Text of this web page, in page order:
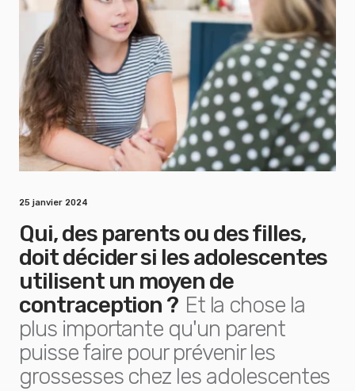
25 janvier 2024
Qui, des parents ou des filles,
doit décider si les adolescentes
utilisent un moyen de
contraception ? Et la chose la
plus importante qu'un parent
puisse faire pour prévenir les
grossesses chez les adolescentes